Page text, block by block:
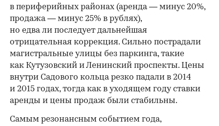
в периферийных районах (аренда — минус 20%,
продажа — минус 25% в рублях),
но едва ли последует дальнейшая
отрицательная коррекция. Сильно пострадали
магистральные улицы без паркинга, такие
как Кутузовский и Ленинский проспекты. Цены
внутри Садового кольца резко падали в 2014
и 2015 годах, тогда как в уходящем году ставки
аренды и цены продаж были стабильны.
Самым резонансным событием года,